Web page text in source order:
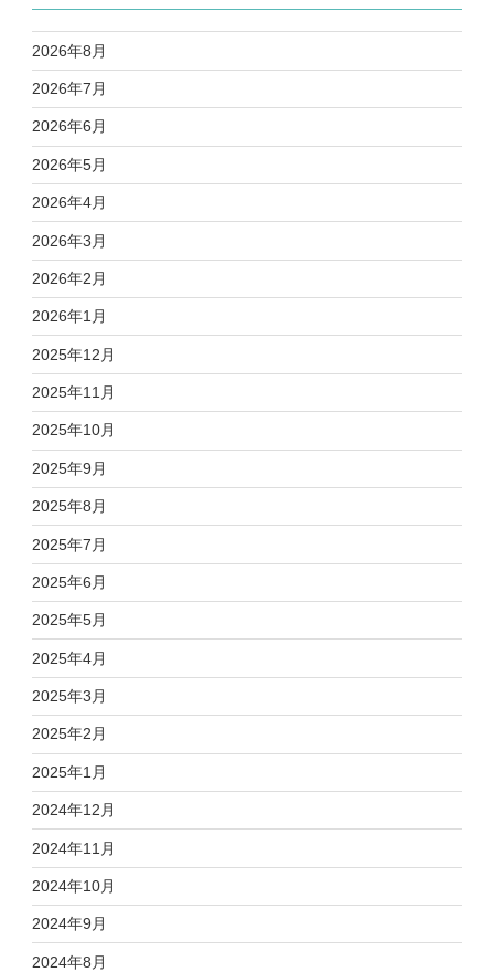
2026年8月
2026年7月
2026年6月
2026年5月
2026年4月
2026年3月
2026年2月
2026年1月
2025年12月
2025年11月
2025年10月
2025年9月
2025年8月
2025年7月
2025年6月
2025年5月
2025年4月
2025年3月
2025年2月
2025年1月
2024年12月
2024年11月
2024年10月
2024年9月
2024年8月